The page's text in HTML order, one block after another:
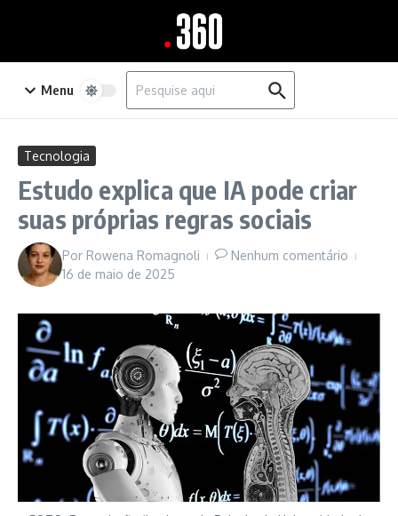
Menu
Procurar por:
Tecnologia
Estudo explica que IA pode criar
suas próprias regras sociais
Por Rowena Romagnoli
Nenhum comentário
16 de maio de 2025